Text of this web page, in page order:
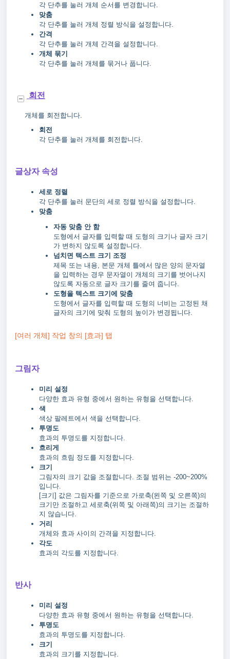
각 단추를 눌러 개체 순서를 변경합니다.
맞춤
각 단추를 눌러 개체 정렬 방식을 설정합니다.
간격
각 단추를 눌러 개체 간격을 설정합니다.
개체 묶기
각 단추를 눌러 개체를 묶거나 풉니다.
회전
개체를 회전합니다.
회전
각 단추를 눌러 개체를 회전합니다.
글상자 속성
세로 정렬
각 단추를 눌러 문단의 세로 정렬 방식을 설정합니다.
맞춤
자동 맞춤 안 함
도형에서 글자를 입력할 때 도형의 크기나 글자 크기
가 변하지 않도록 설정합니다.
넘치면 텍스트 크기 조정
제목 또는 내용, 본문 개체 틀에서 많은 양의 문자열
을 입력하는 경우 문자열이 개체의 크기를 벗어나지
않도록 자동으로 글자 크기를 줄여 줍니다.
도형을 텍스트 크기에 맞춤
도형에서 글자를 입력할 때 도형의 너비는 고정된 채
글자의 크기에 맞춰 도형의 높이가 변경됩니다.
[여러 개체] 작업 창의 [효과] 탭
그림자
미리 설정
다양한 효과 유형 중에서 원하는 유형을 선택합니다.
색
색상 팔레트에서 색을 선택합니다.
투명도
효과의 투명도를 지정합니다.
흐리게
효과의 흐림 정도를 지정합니다.
크기
그림자의 크기 값을 조절합니다. 조절 범위는 -200~200%
입니다.
[크기] 값은 그림자를 기준으로 가로축(왼쪽 및 오른쪽)의
크기만 조절하고 세로축(위쪽 및 아래쪽)의 크기는 조절하
지 않습니다.
거리
개체와 효과 사이의 간격을 지정합니다.
각도
효과의 각도를 지정합니다.
반사
미리 설정
다양한 효과 유형 중에서 원하는 유형을 선택합니다.
투명도
효과의 투명도를 지정합니다.
크기
효과의 크기를 지정합니다.